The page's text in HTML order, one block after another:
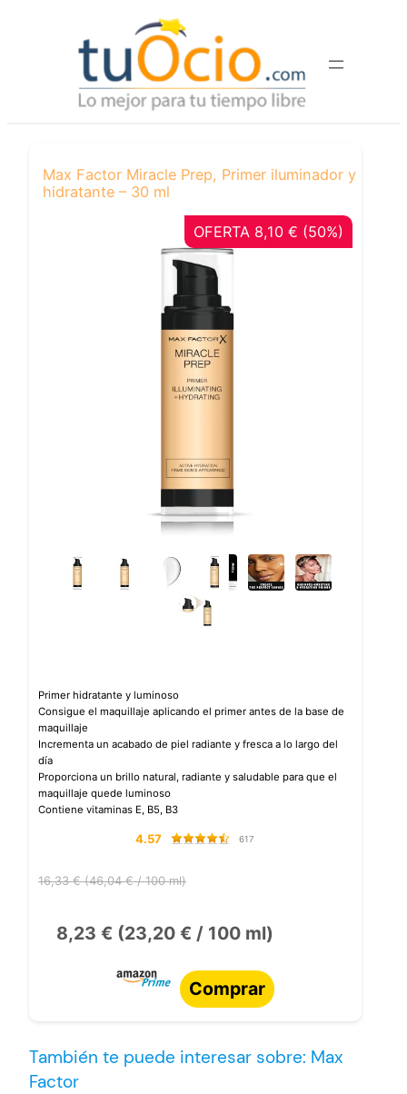
Max Factor Miracle Prep, Primer iluminador y
hidratante – 30 ml
OFERTA 8,10 € (50%)
Primer hidratante y luminoso
Consigue el maquillaje aplicando el primer antes de la base de
maquillaje
Incrementa un acabado de piel radiante y fresca a lo largo del
día
Proporciona un brillo natural, radiante y saludable para que el
maquillaje quede luminoso
Contiene vitaminas E, B5, B3
4.57 617
16,33 € (46,04 € / 100 ml)
8,23 € (23,20 € / 100 ml)
Comprar
También te puede interesar sobre: Max
Factor